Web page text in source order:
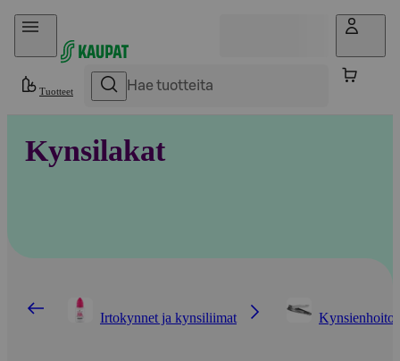
Hyppää sisältöön
Tuotteet
Kynsilakat
Irtokynnet ja kynsiliimat